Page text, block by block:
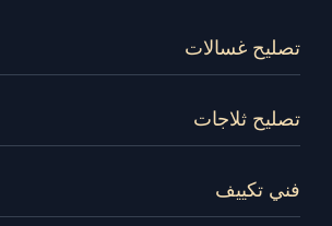
تصليح غسالات
تصليح ثلاجات
فني تكييف